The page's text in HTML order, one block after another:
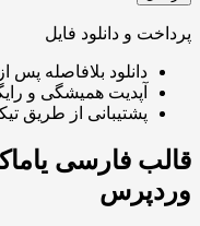
دانلود فایل
بلافاصله پس از پرداخت
همیشگی و رایگان
از طریق تیکت